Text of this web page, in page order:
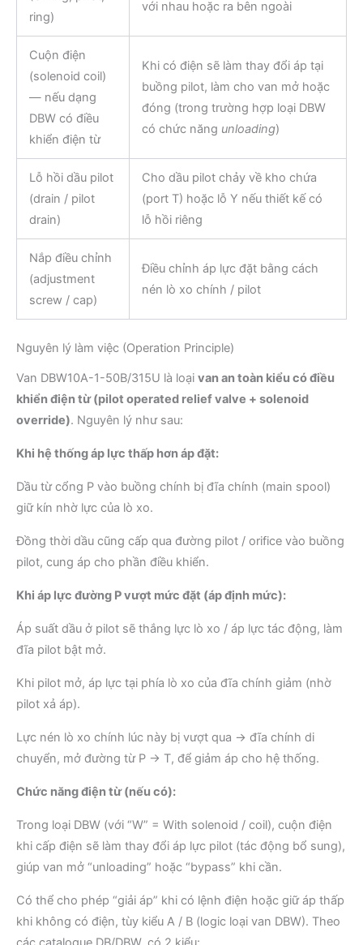
ring)
với nhau hoặc ra bên ngoài
Cuộn điện
(solenoid coil)
— nếu dạng
DBW có điều
khiển điện từ
Khi có điện sẽ làm thay đổi áp tại
buồng pilot, làm cho van mở hoặc
đóng (trong trường hợp loại DBW
có chức năng unloading)
Lỗ hồi dầu pilot
(drain / pilot
drain)
Cho dầu pilot chảy về kho chứa
(port T) hoặc lỗ Y nếu thiết kế có
lỗ hồi riêng
Nắp điều chỉnh
(adjustment
screw / cap)
Điều chỉnh áp lực đặt bằng cách
nén lò xo chính / pilot
Nguyên lý làm việc (Operation Principle)
Van DBW10A-1-50B/315U là loại van an toàn kiểu có điều
khiển điện từ (pilot operated relief valve + solenoid
override). Nguyên lý như sau:
Khi hệ thống áp lực thấp hơn áp đặt:
Dầu từ cổng P vào buồng chính bị đĩa chính (main spool)
giữ kín nhờ lực của lò xo.
Đồng thời dầu cũng cấp qua đường pilot / orifice vào buồng
pilot, cung áp cho phần điều khiển.
Khi áp lực đường P vượt mức đặt (áp định mức):
Áp suất dầu ở pilot sẽ thắng lực lò xo / áp lực tác động, làm
đĩa pilot bật mở.
Khi pilot mở, áp lực tại phía lò xo của đĩa chính giảm (nhờ
pilot xả áp).
Lực nén lò xo chính lúc này bị vượt qua → đĩa chính di
chuyển, mở đường từ P → T, để giảm áp cho hệ thống.
Chức năng điện từ (nếu có):
Trong loại DBW (với “W” = With solenoid / coil), cuộn điện
khi cấp điện sẽ làm thay đổi áp lực pilot (tác động bổ sung),
giúp van mở “unloading” hoặc “bypass” khi cần.
Có thể cho phép “giải áp” khi có lệnh điện hoặc giữ áp thấp
khi không có điện, tùy kiểu A / B (logic loại van DBW). Theo